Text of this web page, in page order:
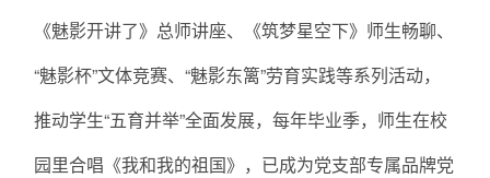
《魅影开讲了》总师讲座、《筑梦星空下》师生畅聊、
“魅影杯”文体竞赛、“魅影东篱”劳育实践等系列活动，
推动学生“五育并举”全面发展，每年毕业季，师生在校
园里合唱《我和我的祖国》，已成为党支部专属品牌党